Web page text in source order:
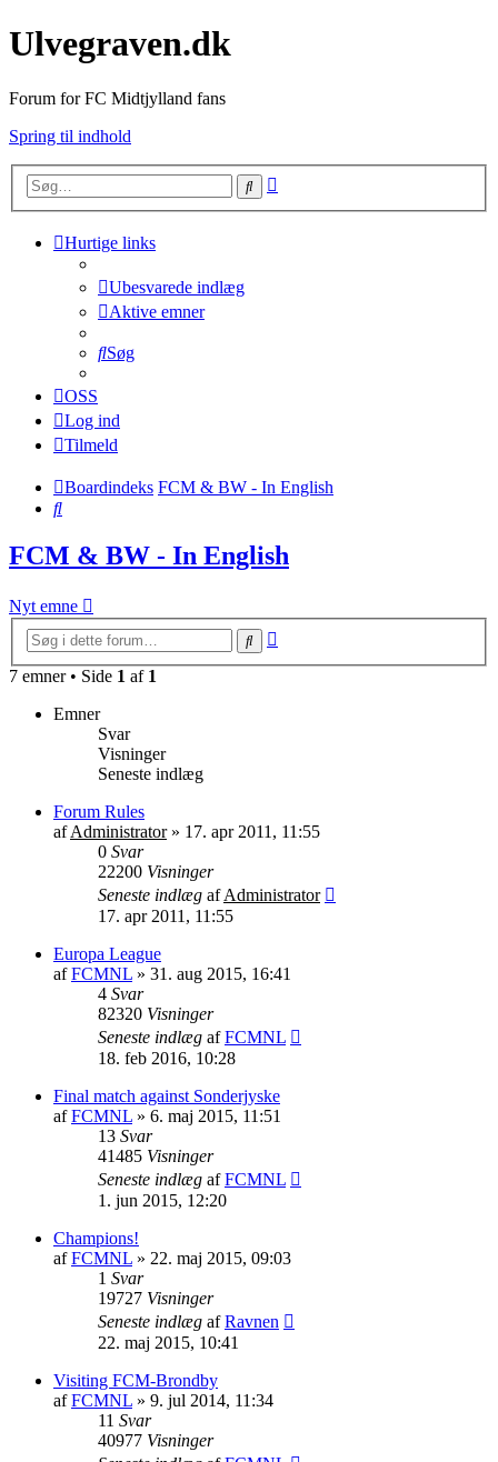
Ulvegraven.dk
Forum for FC Midtjylland fans
Spring til indhold
Søg
Hurtige links
Ubesvarede indlæg
Aktive emner
Søg
OSS
Log ind
Tilmeld
Boardindeks FCM & BW - In English
Søg
FCM & BW - In English
Nyt emne
Søg
7 emner • Side 1 af 1
Emner
Svar
Visninger
Seneste indlæg
Forum Rules
afAdministrator» 17. apr 2011, 11:55
0 Svar
22200 Visninger
Seneste indlæg afAdministrator
17. apr 2011, 11:55
Europa League
afFCMNL » 31. aug 2015, 16:41
4 Svar
82320 Visninger
Seneste indlæg afFCMNL
18. feb 2016, 10:28
Final match against Sonderjyske
afFCMNL » 6. maj 2015, 11:51
13 Svar
41485 Visninger
Seneste indlæg afFCMNL
1. jun 2015, 12:20
Champions!
afFCMNL » 22. maj 2015, 09:03
1 Svar
19727 Visninger
Seneste indlæg afRavnen
22. maj 2015, 10:41
Visiting FCM-Brondby
afFCMNL » 9. jul 2014, 11:34
11 Svar
40977 Visninger